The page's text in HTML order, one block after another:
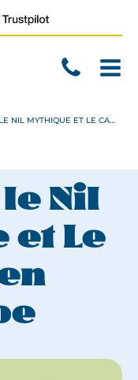
L’EGYPTE: LE NIL MYTHIQUE ET LE CAIRE EN GROUPE
le Nil
Le